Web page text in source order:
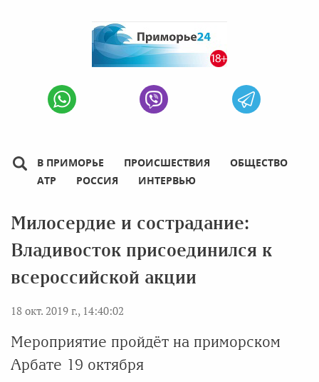
В ПРИМОРЬЕ ПРОИСШЕСТВИЯ
ОБЩЕСТВО
АТР
РОССИЯ ИНТЕРВЬЮ
Милосердие и сострадание:
Владивосток присоединился к
всероссийской акции
18 окт. 2019 г., 14:40:02
Мероприятие пройдёт на приморском
Арбате 19 октября